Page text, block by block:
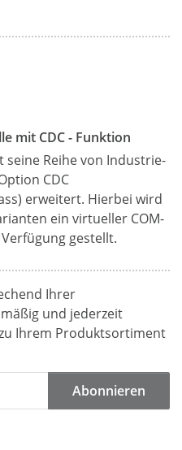
mit CDC - Funktion
Reihe von Industrie-
CDC
erweitert. Hierbei wird
ein virtueller COM-
gestellt.
Ihrer
und jederzeit
Ihrem Produktsortiment
Abonnieren